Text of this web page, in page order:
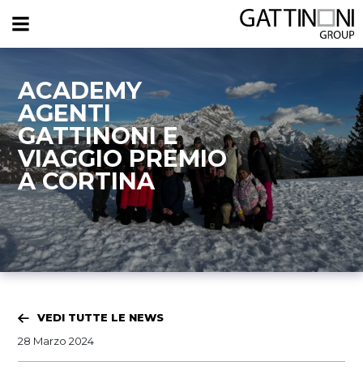
ACADEMY
AGENTI
GATTINONI E
VIAGGIO PREMIO
A CORTINA
VEDI TUTTE LE NEWS
28 Marzo 2024